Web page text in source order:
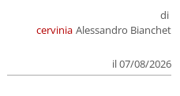
cervinia
di
Alessandro Bianchet
il 07/08/2026